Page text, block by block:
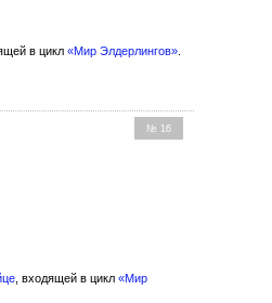
в цикл«Мир Элдерлингов»
№ 16
, входящей в цикл«Мир